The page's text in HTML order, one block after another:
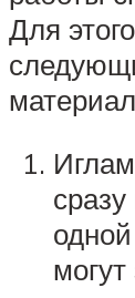
Для
могут